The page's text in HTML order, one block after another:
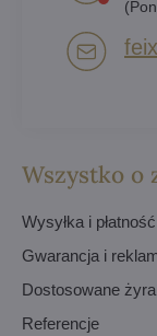
Wszystko o
Wysyłka i płatność
Gwarancja i
Dostosowane
Referencje